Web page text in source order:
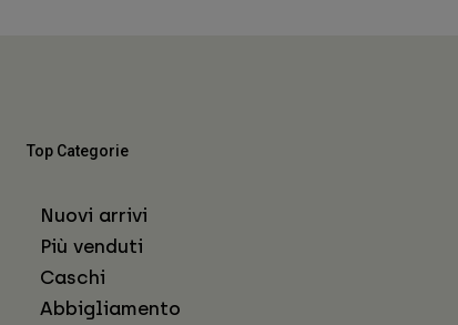
Top Categorie
Nuovi arrivi
Più venduti
Caschi
Abbigliamento